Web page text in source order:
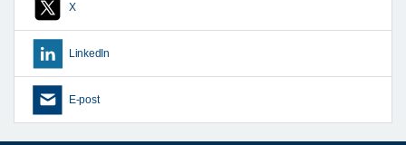
X
LinkedIn
E-post